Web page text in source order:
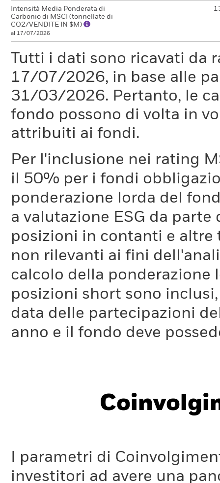
Intensità Media Ponderata di
Carbonio di MSCI (tonnellate di
CO2/VENDITE IN $M)
al 17/07/2026
Tutti i dati sono ricavati da
17/07/2026, in base alle
31/03/2026. Pertanto, le
fondo possono di volta in
attribuiti ai fondi.
Per l'inclusione nei rating
il 50% per i fondi
ponderazione lorda del
a valutazione ESG da parte
posizioni in contanti e
non rilevanti ai fini
calcolo della ponderazione
posizioni short sono
data delle partecipazioni
anno e il fondo deve
I parametri di
investitori ad avere una